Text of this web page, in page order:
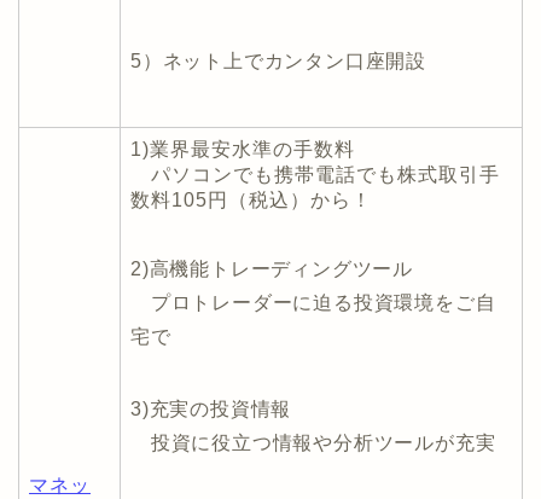
5）ネット上でカンタン口座開設
マネッ
1)業界最安水準の手数料
パソコンでも携帯電話でも株式取引手
数料105円（税込）から！
2)高機能トレーディングツール
プロトレーダーに迫る投資環境をご自
宅で
3)充実の投資情報
投資に役立つ情報や分析ツールが充実